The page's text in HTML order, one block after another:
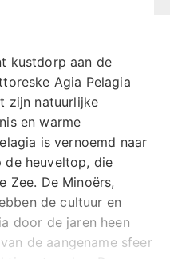
rijbewijs hebben.
in de EU, VS, VK,
Israël, Rusland en
Een Internationaal
landen.
om een auto te
in Agia Pelagia?De
te huren bij Rental
is 21 jaar.
huurauto in Agia
is de meest
en met goede
kustdorp aan de
Agia Pelagia
zijn natuurlijke
en warme
is vernoemd naar
de heuveltop, die
Zee. De Minoërs,
de cultuur en
door de jaren heen
de aangename sfeer